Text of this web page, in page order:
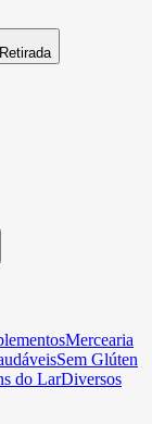
Retirada
Mercearia
Sem Glúten
do LarDiversos